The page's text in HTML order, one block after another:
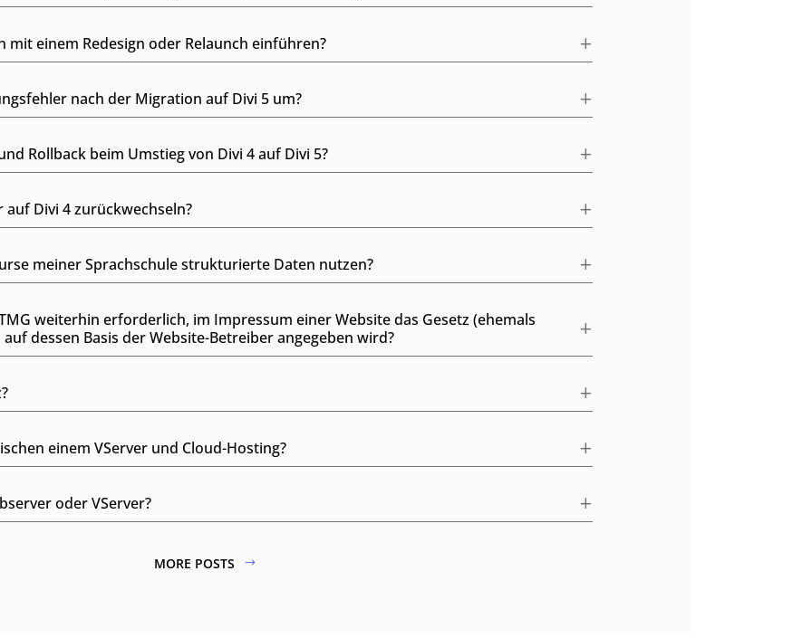
mit einem Redesign oder Relaunch einführen?
nach der Migration auf Divi 5 um?
Rollback beim Umstieg von Divi 4 auf Divi 5?
Divi 4 zurückwechseln?
meiner Sprachschule strukturierte Daten nutzen?
weiterhin erforderlich, im Impressum einer Website das Gesetz (ehemals
dessen Basis der Website-Betreiber angegeben wird?
einem VServer und Cloud-Hosting?
oder VServer?
MORE POSTS